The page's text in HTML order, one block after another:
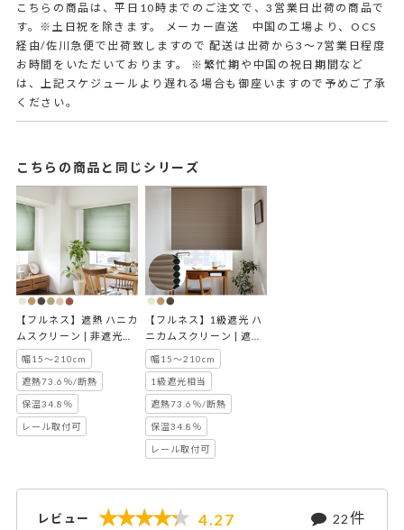
こちらの商品は、平日10時までのご注文で、3営業日出荷の商品で
す。※土日祝を除きます。 メーカー直送 中国の工場より、OCS
経由/佐川急便で出荷致しますので 配送は出荷から3～7営業日程度
お時間をいただいております。 ※繁忙期や中国の祝日期間など
は、上記スケジュールより遅れる場合も御座いますので予めご了承
ください。
こちらの商品と同じシリーズ
【フルネス】遮熱 ハニカ
ムスクリーン | 非遮光オ
ーランド
幅15～210cm
遮熱73.6％/断熱
保温34.8％
レール取付可
【フルネス】1級遮光 ハ
ニカムスクリーン | 遮光
オーランド
幅15～210cm
1級遮光相当
遮熱73.6％/断熱
保温34.8％
レール取付可
レビュー 4.27 22件